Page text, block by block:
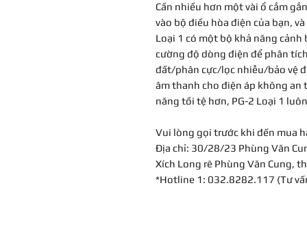
Cần nhiều hơn một vài ổ cắm
vào bộ điều hòa điện của bạn,
Loại 1 có một bộ khả năng
cường độ dòng điện để phân
đất/phân cực/lọc nhiễu/bảo vệ
âm thanh cho điện áp không an
năng tồi tệ hơn, PG-2 Loại 1
Vui lòng gọi trước khi đến mua
Địa chỉ: 30/28/23 Phùng Văn
Xích Long rẽ Phùng Văn Cung,
*Hotline 1: 032.8282.117 (Tư